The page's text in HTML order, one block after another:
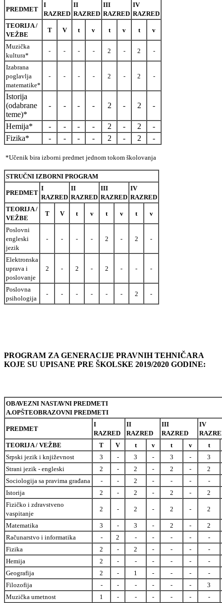
PREDMET
I
RAZRED
II
RAZRED
III
RAZRED
IV
RAZRED
TEORIJA /
VEŽBE
T V t v t v t v
Muzička
kultura*
- - - - 2 - 2 -
Izabrana
poglavlja
matematike*
- - - - 2 - 2 -
Istorija
(odabrane
teme)*
- - - - 2 - 2 -
Hemija* - - - - 2 - 2
-
Fizika*
- - - - 2 - 2 -
*Učenik bira izborni predmet jednom tokom školovanja
STRUČNI IZBORNI PROGRAM
PREDMET
I
RAZRED
II
RAZRED
III
RAZRED
IV
RAZRED
TEORIJA /
VEŽBE
T V t v t v t v
Poslovni
engleski
jezik
- - - - 2 - 2 -
Elektronska
uprava i
poslovanje
2 - 2 - 2 - - -
Poslovna
psihologija
- - - - - - 2 -
PROGRAM ZA GENERACIJE PRAVNIH TEHNIČARA
KOJE SU UPISANE PRE ŠKOLSKE 2019/2020 GODINE:
OBAVEZNI NASTAVNI PREDMETI
A.OPŠTEOBRAZOVNI PREDMETI
PREDMET
I
RAZRED
II
RAZRED
III
RAZRED
IV
TEORIJA / VEŽBE
T V t v t v
t
Srpski jezik i književnost
3 - 3 - 3 -
3
Strani jezik - engleski
2 - 2 - 2 -
2
Sociologija sa pravima građana
- - 2 - - -
-
Istorija
2 - 2 - 2 -
2
Fizičko i zdravstveno
vaspitanje
2 - 2 - 2 - 2
Matematika 3 - 3 - 2 -
2
Računarstvo i informatika
- 2 - - - -
-
Fizika
2 - 2 - - -
-
Hemija
2 - - - - -
-
Geografija
2 - 1 - - -
-
Filozofija
- - - - - -
3
Muzička umetnost
1 - - - - -
-